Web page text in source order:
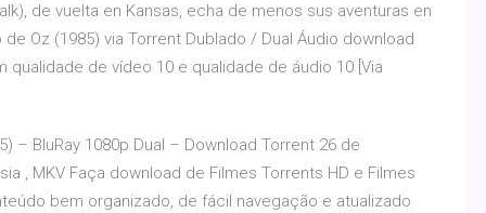
de vuelta en Kansas, echa de menos sus aventuras en
Oz (1985) via Torrent Dublado / Dual Áudio download
qualidade de vídeo 10 e qualidade de áudio 10 [Via
– BluRay 1080p Dual – Download Torrent 26 de
, MKV Faça download de Filmes Torrents HD e Filmes
bem organizado, de fácil navegação e atualizado